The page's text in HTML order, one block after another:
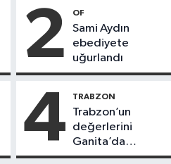
2 OF
Sami Aydın
ebediyete
uğurlandı
4 TRABZON
Trabzon’un
değerlerini
Ganita’da
yaşatıyoruz